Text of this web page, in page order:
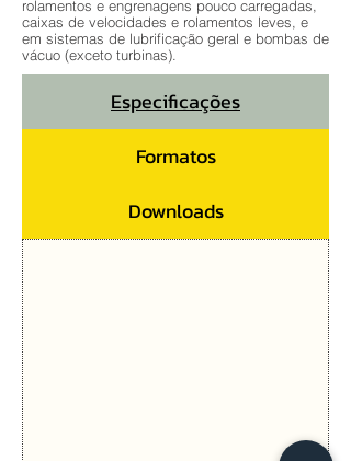
rolamentos e engrenagens pouco carregadas,
caixas de velocidades e rolamentos leves, e
em sistemas de lubrificação geral e bombas de
vácuo (exceto turbinas).
Especificações
Formatos
Downloads